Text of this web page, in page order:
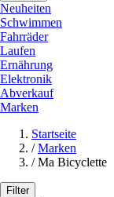
Neuheiten
Schwimmen
Fahrräder
Laufen
Ernährung
Elektronik
Abverkauf
Marken
Startseite
/ Marken
/ Ma Bicyclette
Filter